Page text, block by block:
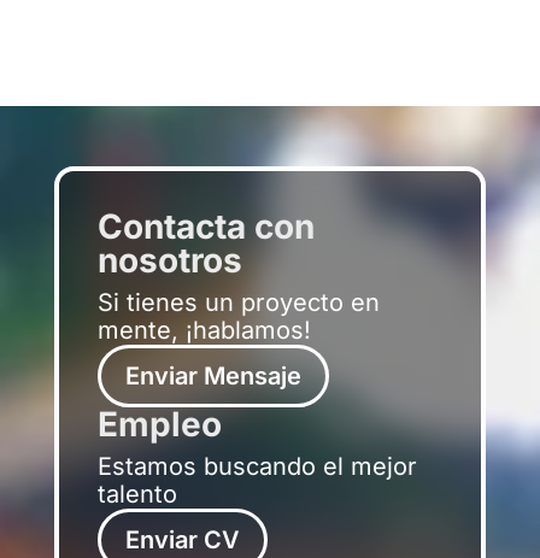
Contacta con
nosotros
Si tienes un proyecto en
mente, ¡hablamos!
Enviar Mensaje
Empleo
Estamos buscando el mejor
talento
Enviar CV